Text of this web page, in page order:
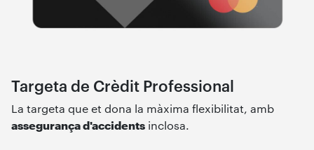
Targeta de Crèdit Professional
La targeta que et dona la màxima flexibilitat, amb
assegurança d'accidents inclosa.